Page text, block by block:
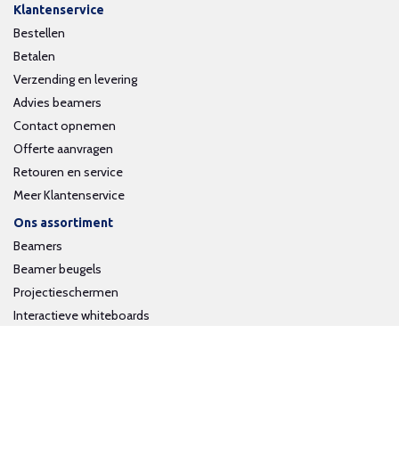
Klantenservice
Bestellen
Betalen
Verzending en levering
Advies beamers
Contact opnemen
Offerte aanvragen
Retouren en service
Meer Klantenservice
Ons assortiment
Beamers
Beamer beugels
Projectieschermen
Interactieve whiteboards